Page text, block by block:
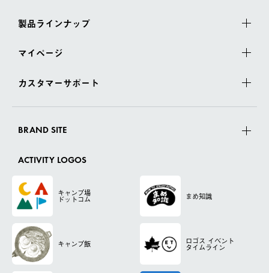
製品ラインナップ
マイページ
カスタマーサポート
BRAND SITE
ACTIVITY LOGOS
キャンプ場
ドットコム まめ知識
キャンプ飯 ロゴス イベント
タイムライン